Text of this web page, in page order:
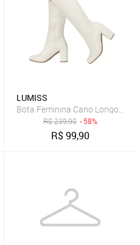
Natural Tela Bico Quadrado
LUMISS
Bota Feminina Cano Longo
R$239,90 - 58%
R$99,90